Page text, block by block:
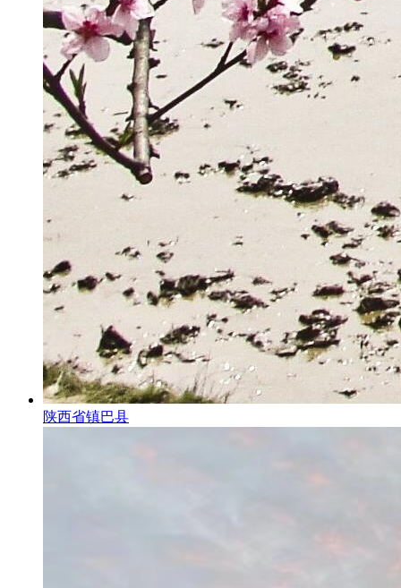
陕西省镇巴县